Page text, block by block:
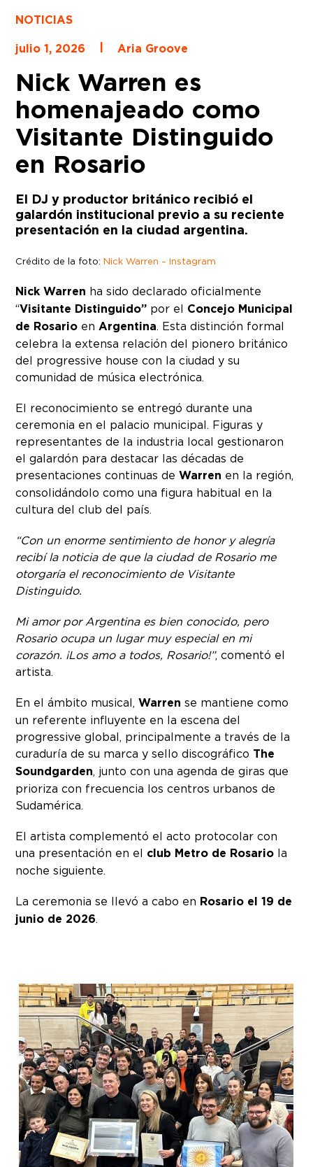
NOTICIAS
julio 1, 2026
Aria Groove
Nick Warren es
homenajeado como
Visitante Distinguido
en Rosario
El DJ y productor británico recibió el
galardón institucional previo a su reciente
presentación en la ciudad argentina.
Crédito de la foto:Nick Warren – Instagram
Nick Warren ha sido declarado oficialmente
“Visitante Distinguido” por el Concejo Municipal
de Rosario en Argentina. Esta distinción formal
celebra la extensa relación del pionero británico
del progressive house con la ciudad y su
comunidad de música electrónica.
El reconocimiento se entregó durante una
ceremonia en el palacio municipal. Figuras y
representantes de la industria local gestionaron
el galardón para destacar las décadas de
presentaciones continuas deWarren en la región,
consolidándolo como una figura habitual en la
cultura del club del país.
“Con un enorme sentimiento de honor y alegría
recibí la noticia de que la ciudad de Rosario me
otorgaría el reconocimiento de Visitante
Distinguido.
Mi amor por Argentina es bien conocido, pero
Rosario ocupa un lugar muy especial en mi
corazón. ¡Los amo a todos, Rosario!”, comentó el
artista.
En el ámbito musical,Warren se mantiene como
un referente influyente en la escena del
progressive global, principalmente a través de la
curaduría de su marca y sello discográfico The
Soundgarden, junto con una agenda de giras que
prioriza con frecuencia los centros urbanos de
Sudamérica.
El artista complementó el acto protocolar con
una presentación en el club Metro de Rosario la
noche siguiente.
La ceremonia se llevó a cabo en Rosario el 19 de
junio de 2026.